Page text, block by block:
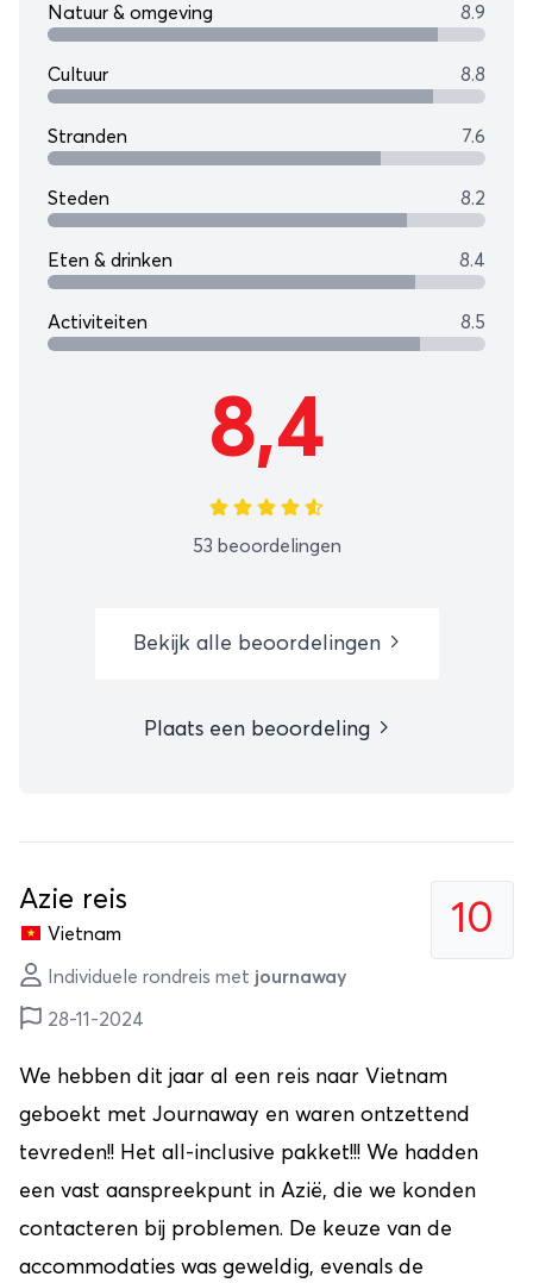
Natuur & omgeving 8.9
Cultuur 8.8
Stranden 7.6
Steden 8.2
Eten & drinken 8.4
Activiteiten 8.5
8,4
53 beoordelingen
Bekijk alle beoordelingen
Plaats een beoordeling
10
Azie reis
Vietnam
Individuele rondreis met journaway
28-11-2024
We hebben dit jaar al een reis naar Vietnam
geboekt met Journaway en waren ontzettend
tevreden!! Het all-inclusive pakket!!! We hadden
een vast aanspreekpunt in Azië, die we konden
contacteren bij problemen. De keuze van de
accommodaties was geweldig, evenals de